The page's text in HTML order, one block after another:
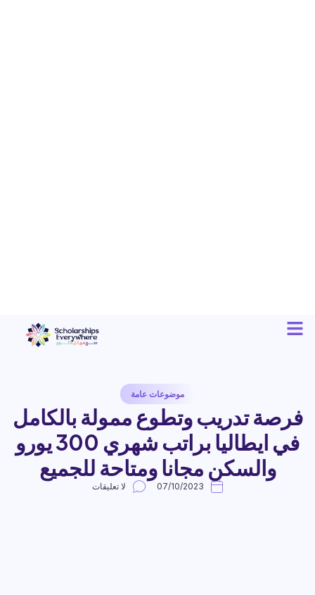
موضوعات عامة
فرصة تدريب وتطوع ممولة بالكامل
في ايطاليا براتب شهري 300 يورو
والسكن مجانا ومتاحة للجميع
07/10/2023 لا تعليقات